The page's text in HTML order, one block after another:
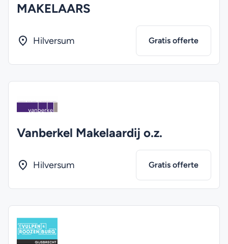
MAKELAARS
Hilversum Gratis offerte
Vanberkel Makelaardij o.z.
Hilversum Gratis offerte